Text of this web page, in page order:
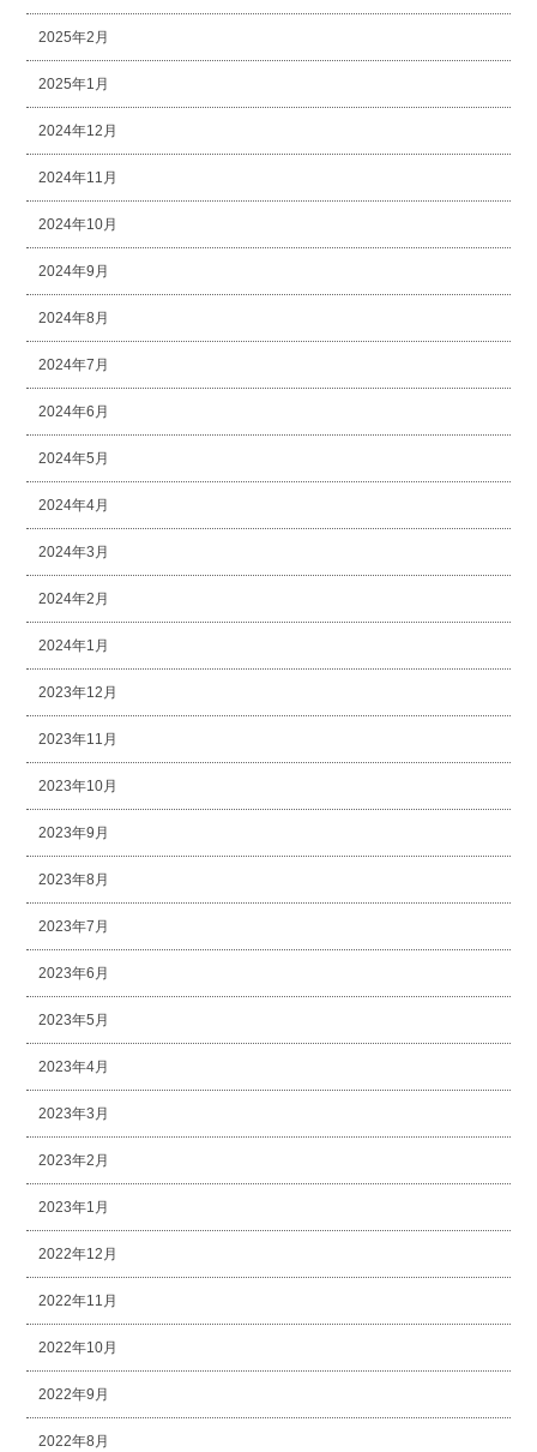
2025年2月
2025年1月
2024年12月
2024年11月
2024年10月
2024年9月
2024年8月
2024年7月
2024年6月
2024年5月
2024年4月
2024年3月
2024年2月
2024年1月
2023年12月
2023年11月
2023年10月
2023年9月
2023年8月
2023年7月
2023年6月
2023年5月
2023年4月
2023年3月
2023年2月
2023年1月
2022年12月
2022年11月
2022年10月
2022年9月
2022年8月